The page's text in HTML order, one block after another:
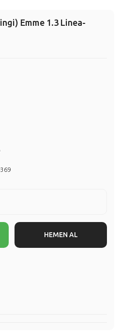
Emme 1.3 Linea-
HEMEN AL